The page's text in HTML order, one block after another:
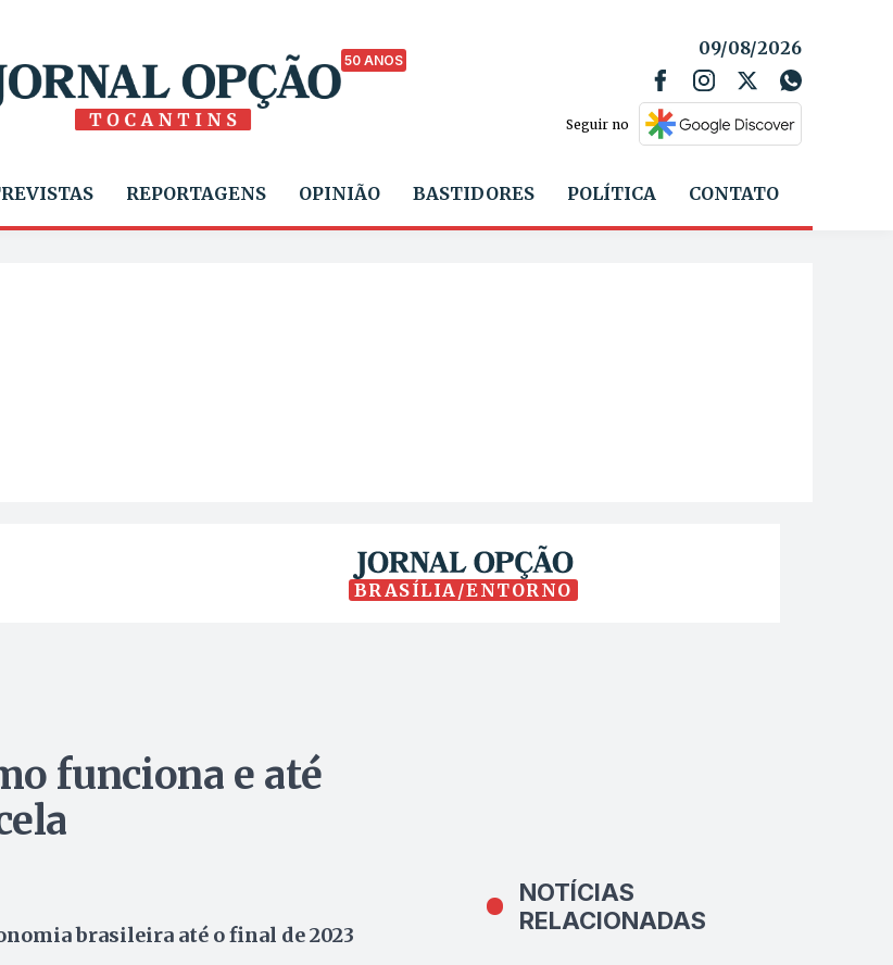
50 ANOS
09/08/2026
Seguir no
REPORTAGENS OPINIÃO BASTIDORES POLÍTICA CONTATO
BRASÍLIA/ENTORNO
funciona e até
brasileira até o final de 2023
NOTÍCIAS
RELACIONADAS